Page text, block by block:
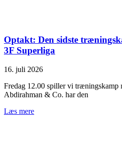
Optakt: Den sidste
3F Superliga
16. juli 2026
Fredag 12.00 spiller vi træningskamp
Abdirahman & Co. har den
Læs mere